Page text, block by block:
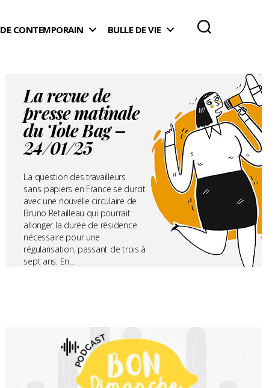
CONTEMPORAIN BULLE DE VIE
La revue de
presse matinale
du Tote Bag –
24/01/25
La question des travailleurs
sans-papiers en France se durcit
avec une nouvelle circulaire de
Bruno Retailleau qui pourrait
allonger la durée de résidence
nécessaire pour une
régularisation, passant de trois à
sept ans. En...